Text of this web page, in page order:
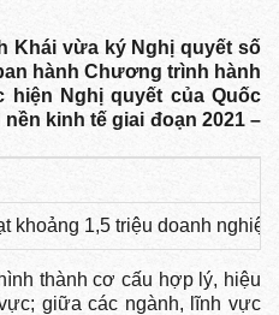
Khái vừa ký Nghị quyết số
hành Chương trình hành
Nghị quyết của Quốc
kinh tế giai đoạn 2021 –
khoảng 1,5 triệu doanh
thành cơ cấu hợp lý, hiệu
giữa các ngành, lĩnh vực